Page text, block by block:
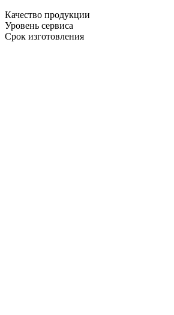
Качество продукции
Уровень сервиса
Срок изготовления